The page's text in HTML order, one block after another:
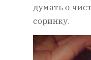
думать о
соринку.